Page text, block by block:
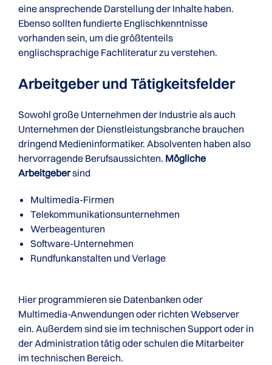
eine ansprechende Darstellung der Inhalte haben.
Ebenso sollten fundierte Englischkenntnisse
vorhanden sein, um die größtenteils
englischsprachige Fachliteratur zu verstehen.
Arbeitgeber und Tätigkeitsfelder
Sowohl große Unternehmen der Industrie als auch
Unternehmen der Dienstleistungsbranche brauchen
dringend Medieninformatiker. Absolventen haben also
hervorragende Berufsaussichten. Mögliche
Arbeitgebersind
Multimedia-Firmen
Telekommunikationsunternehmen
Werbeagenturen
Software-Unternehmen
Rundfunkanstalten und Verlage
Hier programmieren sie Datenbanken oder
Multimedia-Anwendungen oder richten Webserver
ein. Außerdem sind sie im technischen Support oder in
der Administration tätig oder schulen die Mitarbeiter
im technischen Bereich.